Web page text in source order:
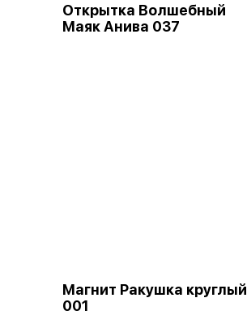
Открытка Волшебный
Маяк Анива 037
Магнит Ракушка круглый
001